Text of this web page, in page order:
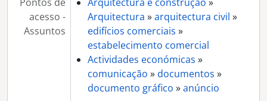
[Coleção] Colecção Varela Pé-Curto
[Coleção] Colecção Francisco Manuel Fialho
[Coleção] Colecção Exposição Rio de Janeiro
[Coleção] Colecção Cavaleiro Ferreira
[Coleção] Colecção Sociedade Harmonia Eborense
[Coleção] Colecção Provas Originais
[Coleção] Colecção Arquivo Corrente
acesso -
Assuntos
Arquitectura »arquitectura civil »
edifícios comerciais »
estabelecimento comercial
Actividades económicas »
comunicação »documentos »
documento gráfico »anúncio